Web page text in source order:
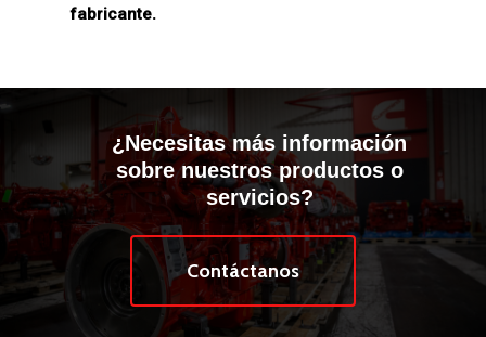
fabricante.
¿Necesitas más información
sobre nuestros productos o
servicios?
Contáctanos